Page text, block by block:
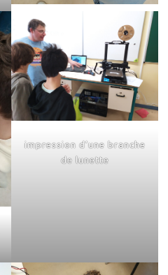
impression d’une branche
de lunette